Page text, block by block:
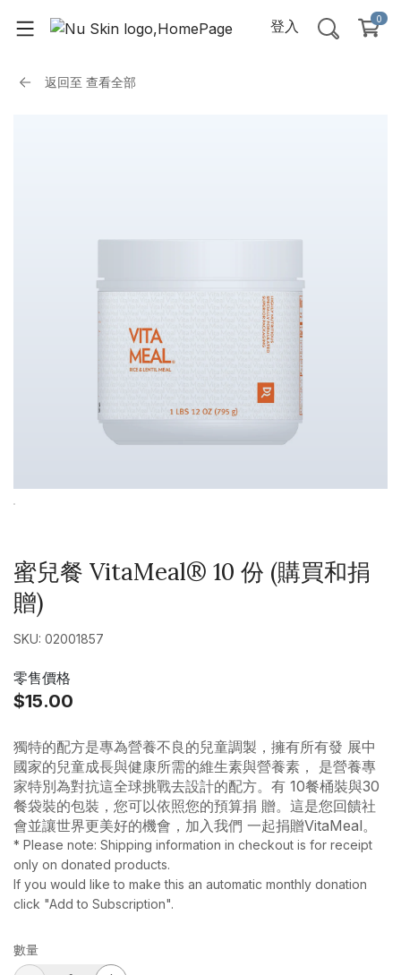
登入 0
返回至 查看全部
蜜兒餐 VitaMeal® 10 份 (購買和捐
贈)
SKU: 02001857
零售價格
$15.00
獨特的配方是專為營養不良的兒童調製，擁有所有發 展中
國家的兒童成長與健康所需的維生素與營養素， 是營養專
家特別為對抗這全球挑戰去設計的配方。有 10餐桶裝與30
餐袋裝的包裝，您可以依照您的預算捐 贈。這是您回饋社
會並讓世界更美好的機會，加入我們 一起捐贈VitaMeal。
* Please note: Shipping information in checkout is for receipt
only on donated products.
If you would like to make this an automatic monthly donation
click "Add to Subscription".
數量